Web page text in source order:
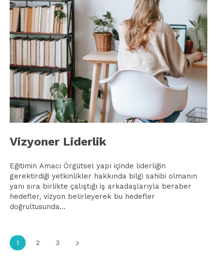
Vizyoner Liderlik
Eğitimin Amacı Örgütsel yapı içinde liderliğin
gerektirdiği yetkinlikler hakkında bilgi sahibi olmanın
yanı sıra birlikte çalıştığı iş arkadaşlarıyla beraber
hedefler, vizyon belirleyerek bu hedefler
doğrultusunda...
1 2 3